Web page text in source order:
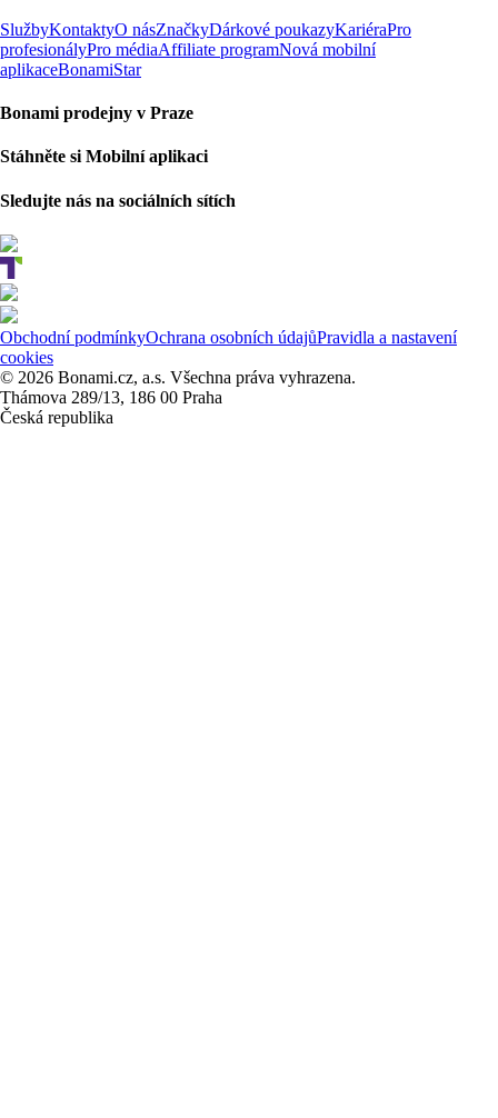
SlužbyKontaktyO násZnačkyDárkové poukazyKariéraPro
profesionályPro médiaAffiliate programNová mobilní
aplikaceBonamiStar
Bonami prodejny v Praze
Stáhněte si Mobilní aplikaci
Sledujte nás na sociálních sítích
Obchodní podmínkyOchrana osobních údajůPravidla a nastavení
cookies
© 2026 Bonami.cz, a.s. Všechna práva vyhrazena.
Thámova 289/13, 186 00 Praha
Česká republika